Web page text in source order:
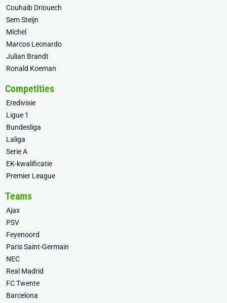
Couhaib Driouech
Sem Steijn
Míchel
Marcos Leonardo
Julian Brandt
Ronald Koeman
Competities
Eredivisie
Ligue 1
Bundesliga
Laliga
Serie A
EK-kwalificatie
Premier League
Teams
Ajax
PSV
Feyenoord
Paris Saint-Germain
NEC
Real Madrid
FC Twente
Barcelona